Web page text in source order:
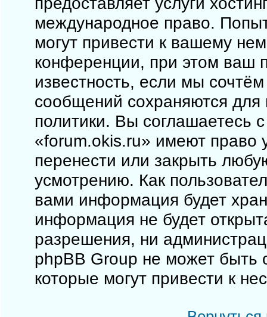
международное право.
могут привести к вашему
конференции, при этом ваш
известность, если мы
сообщений сохраняются для
политики. Вы соглашаетесь
«forum.okis.ru» имеют право
перенести или закрыть
усмотрению. Как
вами информация будет
информация не будет
разрешения, ни
phpBB Group не может быть
которые могут привести к